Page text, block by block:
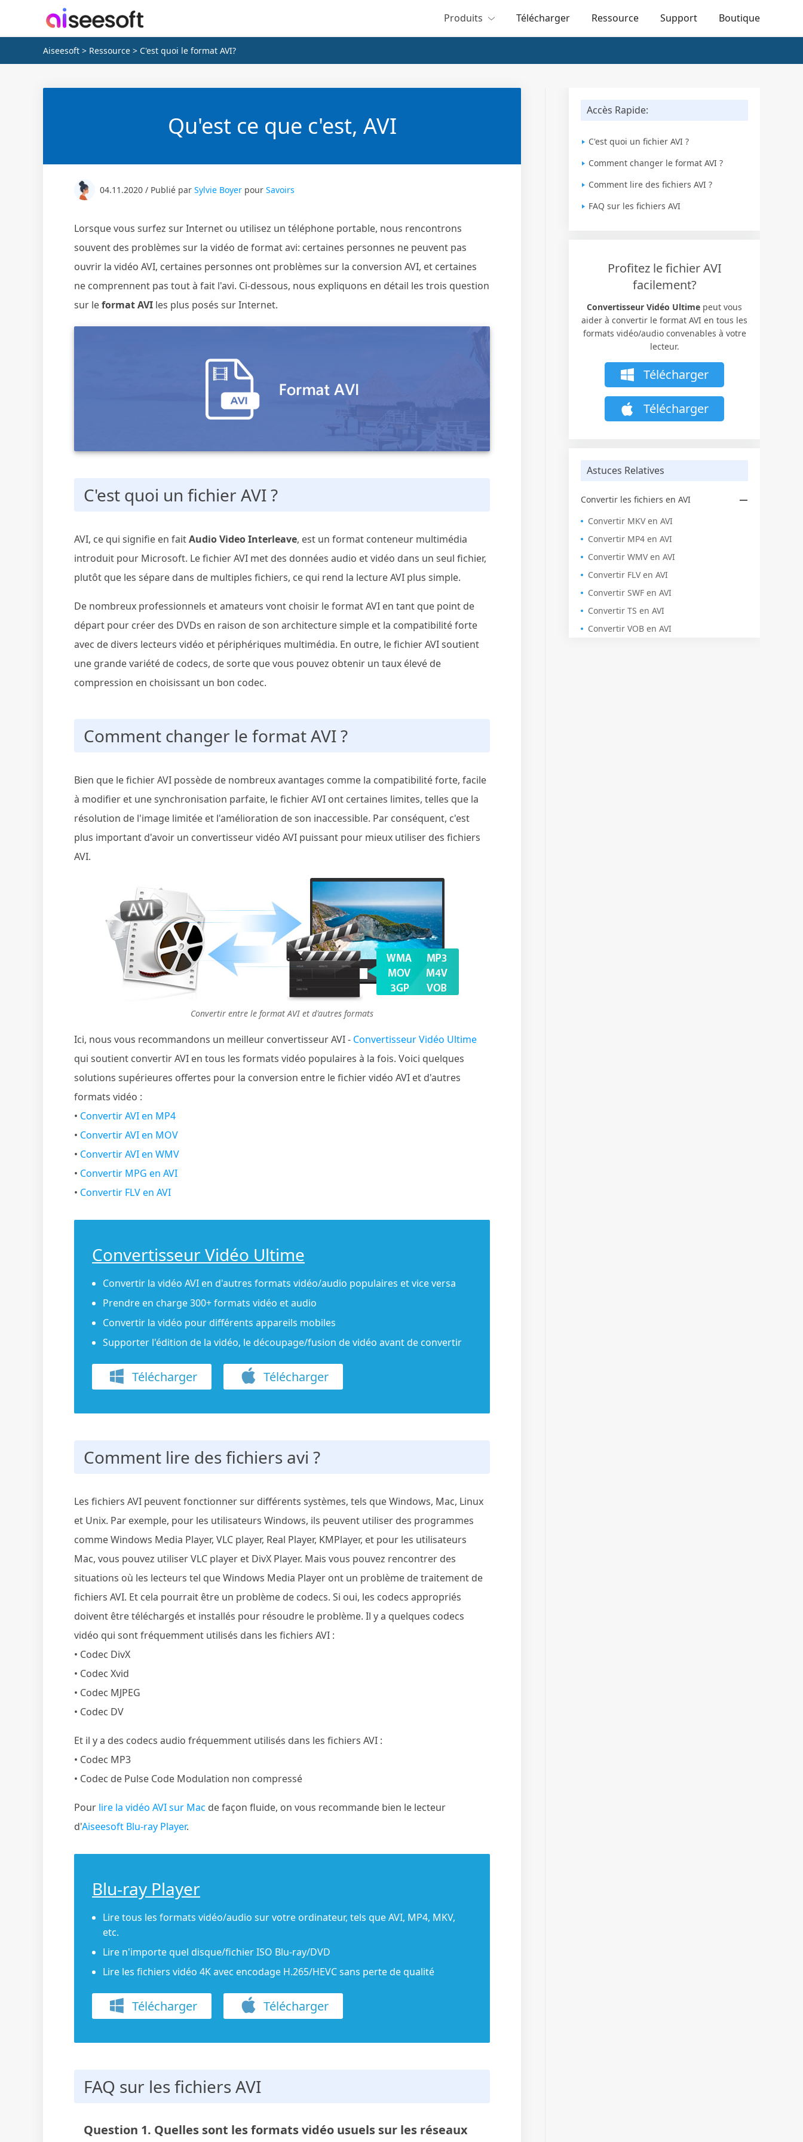
Produits Télécharger Ressource Support Boutique
Aiseesoft > Ressource > C'est quoi le format AVI?
Accès Rapide:
C'est quoi un fichier AVI ?
Comment changer le format AVI ?
Comment lire des fichiers AVI ?
FAQ sur les fichiers AVI
Profitez le fichier AVI
facilement?
Convertisseur Vidéo Ultime peut vous
aider à convertir le format AVI en tous les
formats vidéo/audio convenables à votre
lecteur.
Télécharger
Télécharger
Astuces Relatives
Convertir les fichiers en AVI
Convertir MKV en AVI
Convertir MP4 en AVI
Convertir WMV en AVI
Convertir FLV en AVI
Convertir SWF en AVI
Convertir TS en AVI
Convertir VOB en AVI
Qu'est ce que c'est, AVI
04.11.2020 / Publié par Sylvie Boyer pour Savoirs
Lorsque vous surfez sur Internet ou utilisez un téléphone portable, nous rencontrons
souvent des problèmes sur la vidéo de format avi: certaines personnes ne peuvent pas
ouvrir la vidéo AVI, certaines personnes ont problèmes sur la conversion AVI, et certaines
ne comprennent pas tout à fait l'avi. Ci-dessous, nous expliquons en détail les trois question
sur leformat AVI les plus posés sur Internet.
C'est quoi un fichier AVI ?
AVI, ce qui signifie en faitAudio Video Interleave, est un format conteneur multimédia
introduit pour Microsoft. Le fichier AVI met des données audio et vidéo dans un seul fichier,
plutôt que les sépare dans de multiples fichiers, ce qui rend la lecture AVI plus simple.
De nombreux professionnels et amateurs vont choisir le format AVI en tant que point de
départ pour créer des DVDs en raison de son architecture simple et la compatibilité forte
avec de divers lecteurs vidéo et périphériques multimédia. En outre, le fichier AVI soutient
une grande variété de codecs, de sorte que vous pouvez obtenir un taux élevé de
compression en choisissant un bon codec.
Comment changer le format AVI ?
Bien que le fichier AVI possède de nombreux avantages comme la compatibilité forte, facile
à modifier et une synchronisation parfaite, le fichier AVI ont certaines limites, telles que la
résolution de l'image limitée et l'amélioration de son inaccessible. Par conséquent, c'est
plus important d'avoir un convertisseur vidéo AVI puissant pour mieux utiliser des fichiers
AVI.
Convertir entre le format AVI et d'autres formats
Ici, nous vous recommandons un meilleur convertisseur AVI - Convertisseur Vidéo Ultime
qui soutient convertir AVI en tous les formats vidéo populaires à la fois. Voici quelques
solutions supérieures offertes pour la conversion entre le fichier vidéo AVI et d'autres
formats vidéo :
• Convertir AVI en MP4
• Convertir AVI en MOV
• Convertir AVI en WMV
• Convertir MPG en AVI
• Convertir FLV en AVI
Convertisseur Vidéo Ultime
Convertir la vidéo AVI en d'autres formats vidéo/audio populaires et vice versa
Prendre en charge 300+ formats vidéo et audio
Convertir la vidéo pour différents appareils mobiles
Supporter l'édition de la vidéo, le découpage/fusion de vidéo avant de convertir
Télécharger Télécharger
Comment lire des fichiers avi ?
Les fichiers AVI peuvent fonctionner sur différents systèmes, tels que Windows, Mac, Linux
et Unix. Par exemple, pour les utilisateurs Windows, ils peuvent utiliser des programmes
comme Windows Media Player, VLC player, Real Player, KMPlayer, et pour les utilisateurs
Mac, vous pouvez utiliser VLC player et DivX Player. Mais vous pouvez rencontrer des
situations où les lecteurs tel que Windows Media Player ont un problème de traitement de
fichiers AVI. Et cela pourrait être un problème de codecs. Si oui, les codecs appropriés
doivent être téléchargés et installés pour résoudre le problème. Il y a quelques codecs
vidéo qui sont fréquemment utilisés dans les fichiers AVI :
• Codec DivX
• Codec Xvid
• Codec MJPEG
• Codec DV
Et il y a des codecs audio fréquemment utilisés dans les fichiers AVI :
• Codec MP3
• Codec de Pulse Code Modulation non compressé
Pour lire la vidéo AVI sur Mac de façon fluide, on vous recommande bien le lecteur
d'Aiseesoft Blu-ray Player.
Blu-ray Player
Lire tous les formats vidéo/audio sur votre ordinateur, tels que AVI, MP4, MKV,
etc.
Lire n'importe quel disque/fichier ISO Blu-ray/DVD
Lire les fichiers vidéo 4K avec encodage H.265/HEVC sans perte de qualité
Télécharger Télécharger
FAQ sur les fichiers AVI
Question 1. Quelles sont les formats vidéo usuels sur les réseaux